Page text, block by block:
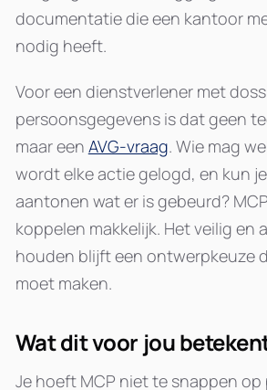
documentatie die een kantoor
nodig heeft.
Voor een dienstverlener met
persoonsgegevens is dat geen
maar een AVG-vraag. Wie mag
wordt elke actie gelogd, en kun
aantonen wat er is gebeurd?
koppelen makkelijk. Het veilig en
houden blijft een ontwerpkeuze
moet maken.
Wat dit voor jou
Je hoeft MCP niet te snappen